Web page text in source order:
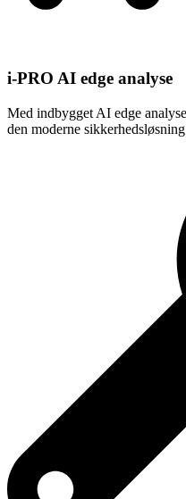
i-PRO AI edge analyse
Med indbygget AI edge
den moderne sikkerhedsløsning